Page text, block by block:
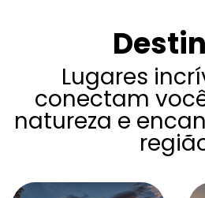
Lugares
conectam
natureza e